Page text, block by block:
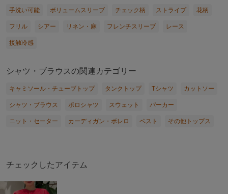
手洗い可能 ボリュームスリーブ チェック柄 ストライプ 花柄
フリル シアー リネン・麻 フレンチスリーブ レース
接触冷感
シャツ・ブラウスの関連カテゴリー
キャミソール・チューブトップ タンクトップ Tシャツ カットソー
シャツ・ブラウス ポロシャツ スウェット パーカー
ニット・セーター カーディガン・ボレロ ベスト その他トップス
チェックしたアイテム